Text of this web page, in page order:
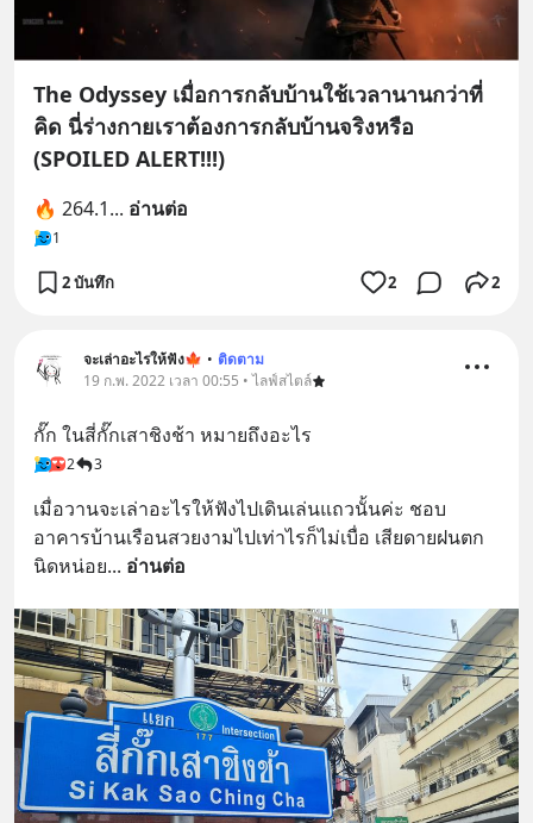
The Odyssey เมื่อการกลับบ้านใช้เวลานานกว่าที่
คิด นี่ร่างกายเราต้องการกลับบ้านจริงหรือ
(SPOILED ALERT!!!)
🔥 264.1... อ่านต่อ
1
2 บันทึก 2 2
จะเล่าอะไรให้ฟัง🍁 • ติดตาม
19 ก.พ. 2022 เวลา 00:55 • ไลฟ์สไตล์
กั๊ก ในสี่กั๊กเสาชิงช้า หมายถึงอะไร
2 3
เมื่อวานจะเล่าอะไรให้ฟังไปเดินเล่นแถวนั้นค่ะ ชอบ
อาคารบ้านเรือนสวยงามไปเท่าไรก็ไม่เบื่อ เสียดายฝนตก
นิดหน่อย... อ่านต่อ